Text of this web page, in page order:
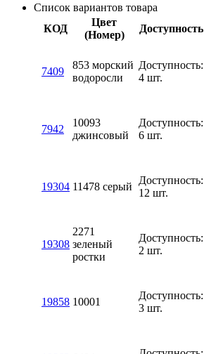
Список вариантов товара
КОД
Цвет
(Номер)
Доступность
7409
853 морский
водоросли
Доступность:
4 шт.
7942
10093
джинсовый
Доступность:
6 шт.
19304 11478 серый
Доступность:
12 шт.
19308
2271
зеленый
ростки
Доступность:
2 шт.
19858 10001
Доступность:
3 шт.